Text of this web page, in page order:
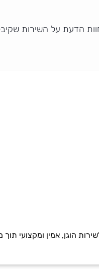
הדעת על השירות
הוגן, אמין ומקצועי